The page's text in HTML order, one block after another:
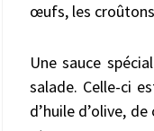
œufs, les
Une sauce
salade. Celle-ci
d’huile d’olive,